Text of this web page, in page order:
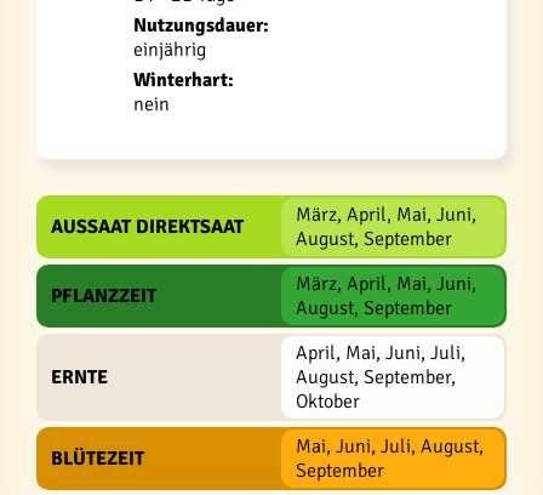
Nutzungsdauer:
einjährig
Winterhart:
nein
AUSSAAT DIREKTSAAT
März, April, Mai, Juni,
August, September
PFLANZZEIT
März, April, Mai, Juni,
August, September
ERNTE
April, Mai, Juni, Juli,
August, September,
Oktober
BLÜTEZEIT
Mai, Juni, Juli, August,
September